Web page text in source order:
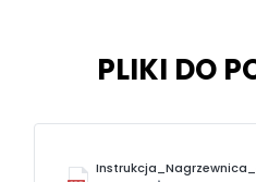
PLIKI DO